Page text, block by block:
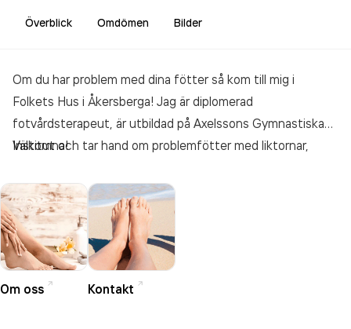
Överblick Omdömen Bilder
Om du har problem med dina fötter så kom till mig i
Folkets Hus i Åkersberga! Jag är diplomerad
fotvårdsterapeut, är utbildad på Axelssons Gymnastiska
Institut och tar hand om problemfötter med liktornar,
andra problem man kan ha med fötterna. Eller du kanske
inte har några problem med fötterna utan bara vill unna dig
en skön stund. Varje behandling avslutas med en härlig
fotmassage. Jag utför också underbensmassage och
säljer salvor, nagellack, strumpor och presentkort.
Välkomna!
Om oss Kontakt